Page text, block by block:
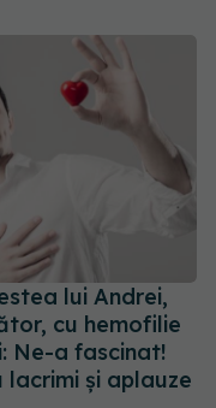
lui Andrei,
cu hemofilie
Ne-a fascinat!
lacrimi și aplauze